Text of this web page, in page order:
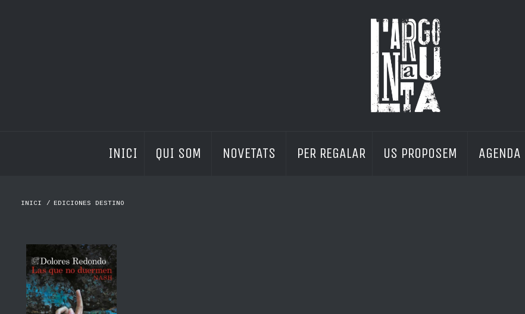
INICI QUI SOM NOVETATS PER REGALAR US PROPOSEM AGENDA
INICI / EDICIONES DESTINO